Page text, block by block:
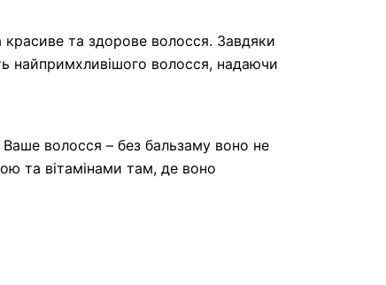
та здорове волосся. Завдяки
найпримхливішого волосся, надаючи
волосся – без бальзаму воно не
та вітамінами там, де воно